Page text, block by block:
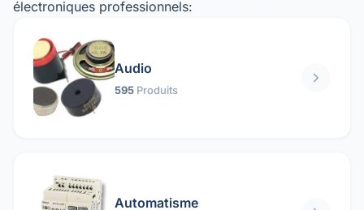
électroniques professionnels:
Audio
595 Produits
Automatisme